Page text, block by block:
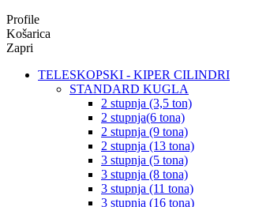
Profile
Košarica
Zapri
TELESKOPSKI - KIPER CILINDRI
STANDARD KUGLA
2 stupnja (3,5 ton)
2 stupnja(6 tona)
2 stupnja (9 tona)
2 stupnja (13 tona)
3 stupnja (5 tona)
3 stupnja (8 tona)
3 stupnja (11 tona)
3 stupnja (16 tona)